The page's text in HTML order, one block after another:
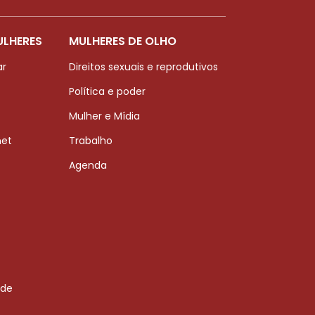
MULHERES DE OLHO
Direitos sexuais e reprodutivos
Política e poder
Mulher e Mídia
Trabalho
Agenda